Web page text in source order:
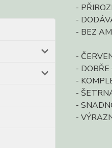
-
-
- BEZ
-
-
-
-
-
-